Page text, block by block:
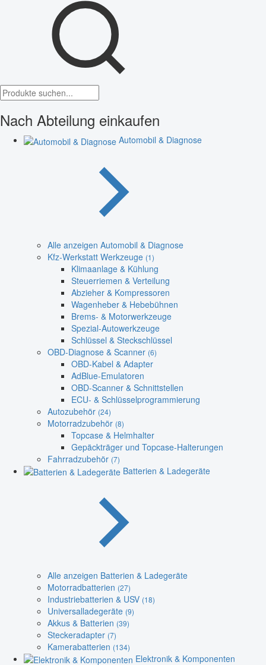
Nach Abteilung einkaufen
Automobil & Diagnose
Alle anzeigen Automobil & Diagnose
Kfz-Werkstatt Werkzeuge (1)
Klimaanlage & Kühlung
Steuerriemen & Verteilung
Abzieher & Kompressoren
Wagenheber & Hebebühnen
Brems- & Motorwerkzeuge
Spezial-Autowerkzeuge
Schlüssel & Steckschlüssel
OBD-Diagnose & Scanner (6)
OBD-Kabel & Adapter
AdBlue-Emulatoren
OBD-Scanner & Schnittstellen
ECU- & Schlüsselprogrammierung
Autozubehör (24)
Motorradzubehör (8)
Topcase & Helmhalter
Gepäckträger und Topcase-Halterungen
Fahrradzubehör (7)
Batterien & Ladegeräte
Alle anzeigen Batterien & Ladegeräte
Motorradbatterien (27)
Industriebatterien & USV (18)
Universalladegeräte (9)
Akkus & Batterien (39)
Steckeradapter (7)
Kamerabatterien (134)
Elektronik & Komponenten